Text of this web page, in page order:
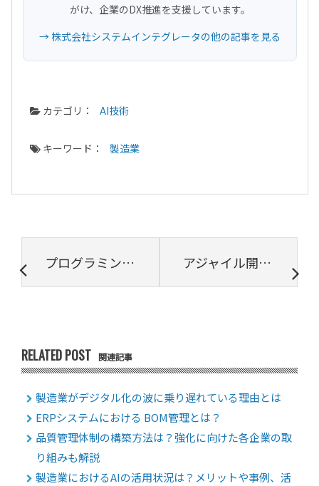
がけ、企業のDX推進を支援しています。
→ 株式会社システムインテグレータの他の記事を見る
カテゴリ： AI技術
キーワード： 製造業
プログラミングスキル判定サービス TOPSIC AtCoder Beginner Contestの過去問題提供を開始 アジャイル開発とは？特徴やウォーターフォールとの違いなど徹底解説
RELATED POST 関連記事
製造業がデジタル化の波に乗り遅れている理由とは
ERPシステムにおける BOM管理とは？
品質管理体制の構築方法は？強化に向けた各企業の取
り組みも解説
製造業におけるAIの活用状況は？メリットや事例、活